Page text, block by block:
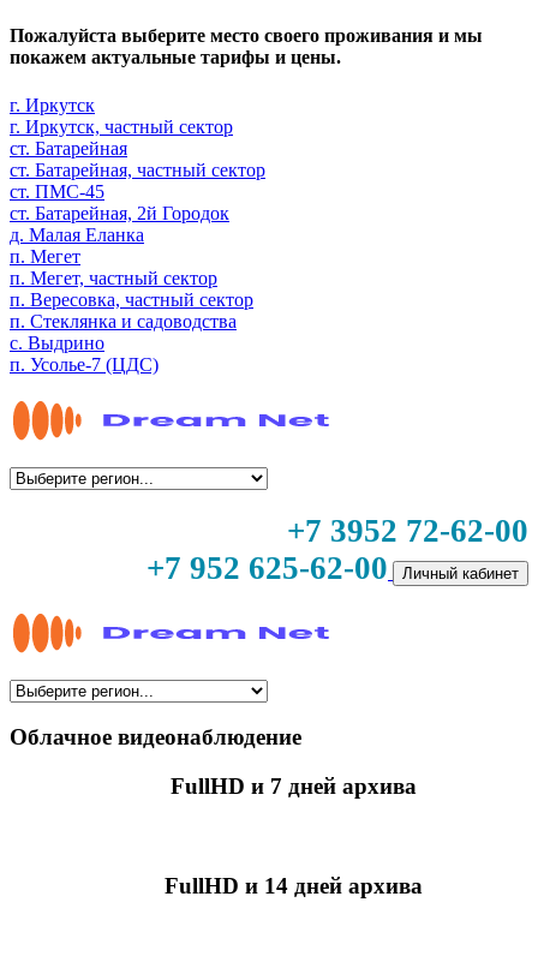
Пожалуйста выберите место своего проживания и мы
покажем актуальные тарифы и цены.
г. Иркутск
г. Иркутск, частный сектор
ст. Батарейная
ст. Батарейная, частный сектор
ст. ПМС-45
ст. Батарейная, 2й Городок
д. Малая Еланка
п. Мегет
п. Мегет, частный сектор
п. Вересовка, частный сектор
п. Стеклянка и садоводства
с. Выдрино
п. Усолье-7 (ЦДС)
+7 3952 72-62-00
+7 952 625-62-00
Личный кабинет
Облачное видеонаблюдение
FullHD и 7 дней архива
FullHD и 14 дней архива